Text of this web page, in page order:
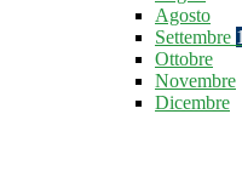
Agosto
Settembre 1
Ottobre
Novembre
Dicembre